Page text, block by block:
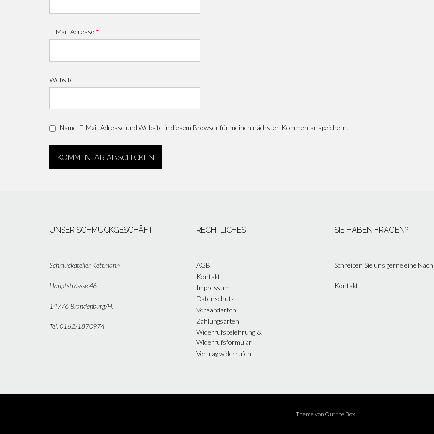
E-Mail-Adresse *
Website
Name, E-Mail-Adresse und Website in diesem Browser für meinen nächsten Kommentar speichern.
UNSER SCHMUCKGESCHÄFT
Schmuckatelier Kettmann
Hauptstrassse 46
14776 Brandenburg/H.
Tel. 0162/1870974
RECHTLICHES
AGB
Kontakt
Impressum
Datenschutz
Versandarten
Zahlungsarten
Widerrufsbelehrung &
Widerrufsformular
Vertrag widerrufen
SIE HABEN FRAGEN?
Schreiben Sie uns gerne eine
Kontakt
Theme von Out the Box